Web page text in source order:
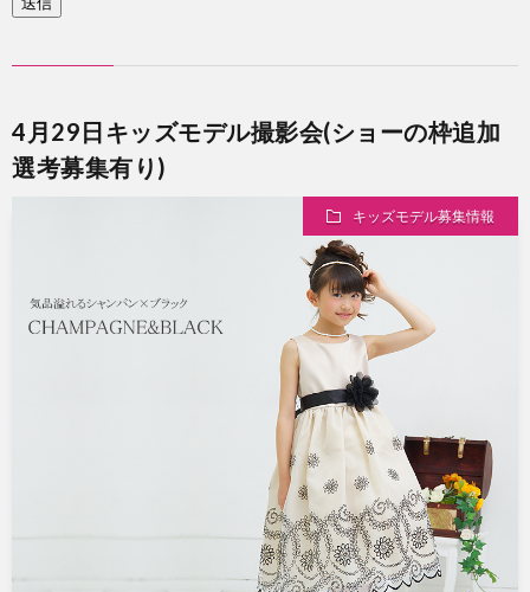
4月29日キッズモデル撮影会(ショーの枠追加
選考募集有り)
キッズモデル募集情報